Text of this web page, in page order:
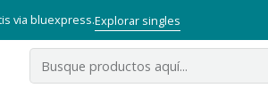
via bluexpress.Explorar singles